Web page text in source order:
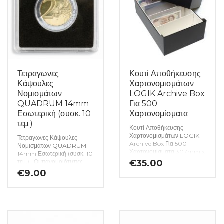
Τετραγωνες
Κάψουλες
Νομισμάτων
QUADRUM 14mm
Εσωτερική (συσκ. 10
τεμ.)
Τετραγωνες Κάψουλες
Νομισμάτων QUADRUM
14mm Εσωτερική (συσκ. 10
τεμ.). Οι πανομοιότυπες
εξωτερικές διαστάσεις των
τετράγωνων καψουλών
€9.00
Κουτί Αποθήκευσης
Χαρτονομισμάτων
LOGIK Archive Box
Για 500
Χαρτονομίσματα
Κουτί Αποθήκευσης
Χαρτονομισμάτων LOGIK
Archive Box Για 500
Χαρτονομίσματα 307mm x
205mm x 100mm.
“Logik Box” είναι μια
€35.00